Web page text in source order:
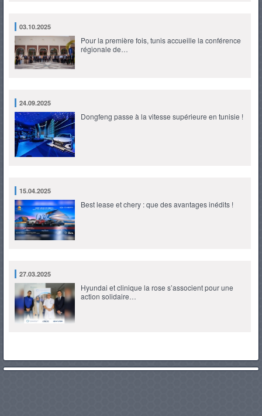
03.10.2025
Pour la première fois, tunis accueille la conférence
régionale de…
24.09.2025
Dongfeng passe à la vitesse supérieure en tunisie !
15.04.2025
Best lease et chery : que des avantages inédits !
27.03.2025
Hyundai et clinique la rose s’associent pour une
action solidaire…